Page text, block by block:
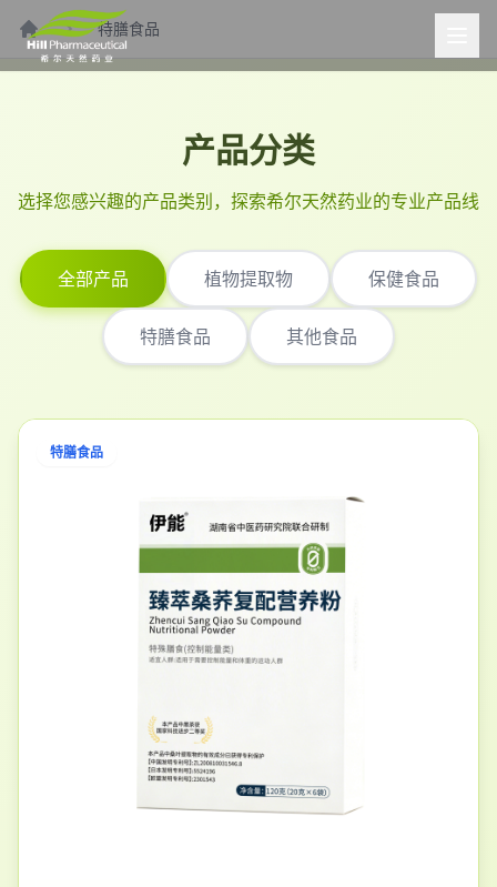
首页
特膳食品
产品分类
选择您感兴趣的产品类别，探索希尔天然药业的专业产品线
全部产品 植物提取物 保健食品
特膳食品 其他食品
特膳食品